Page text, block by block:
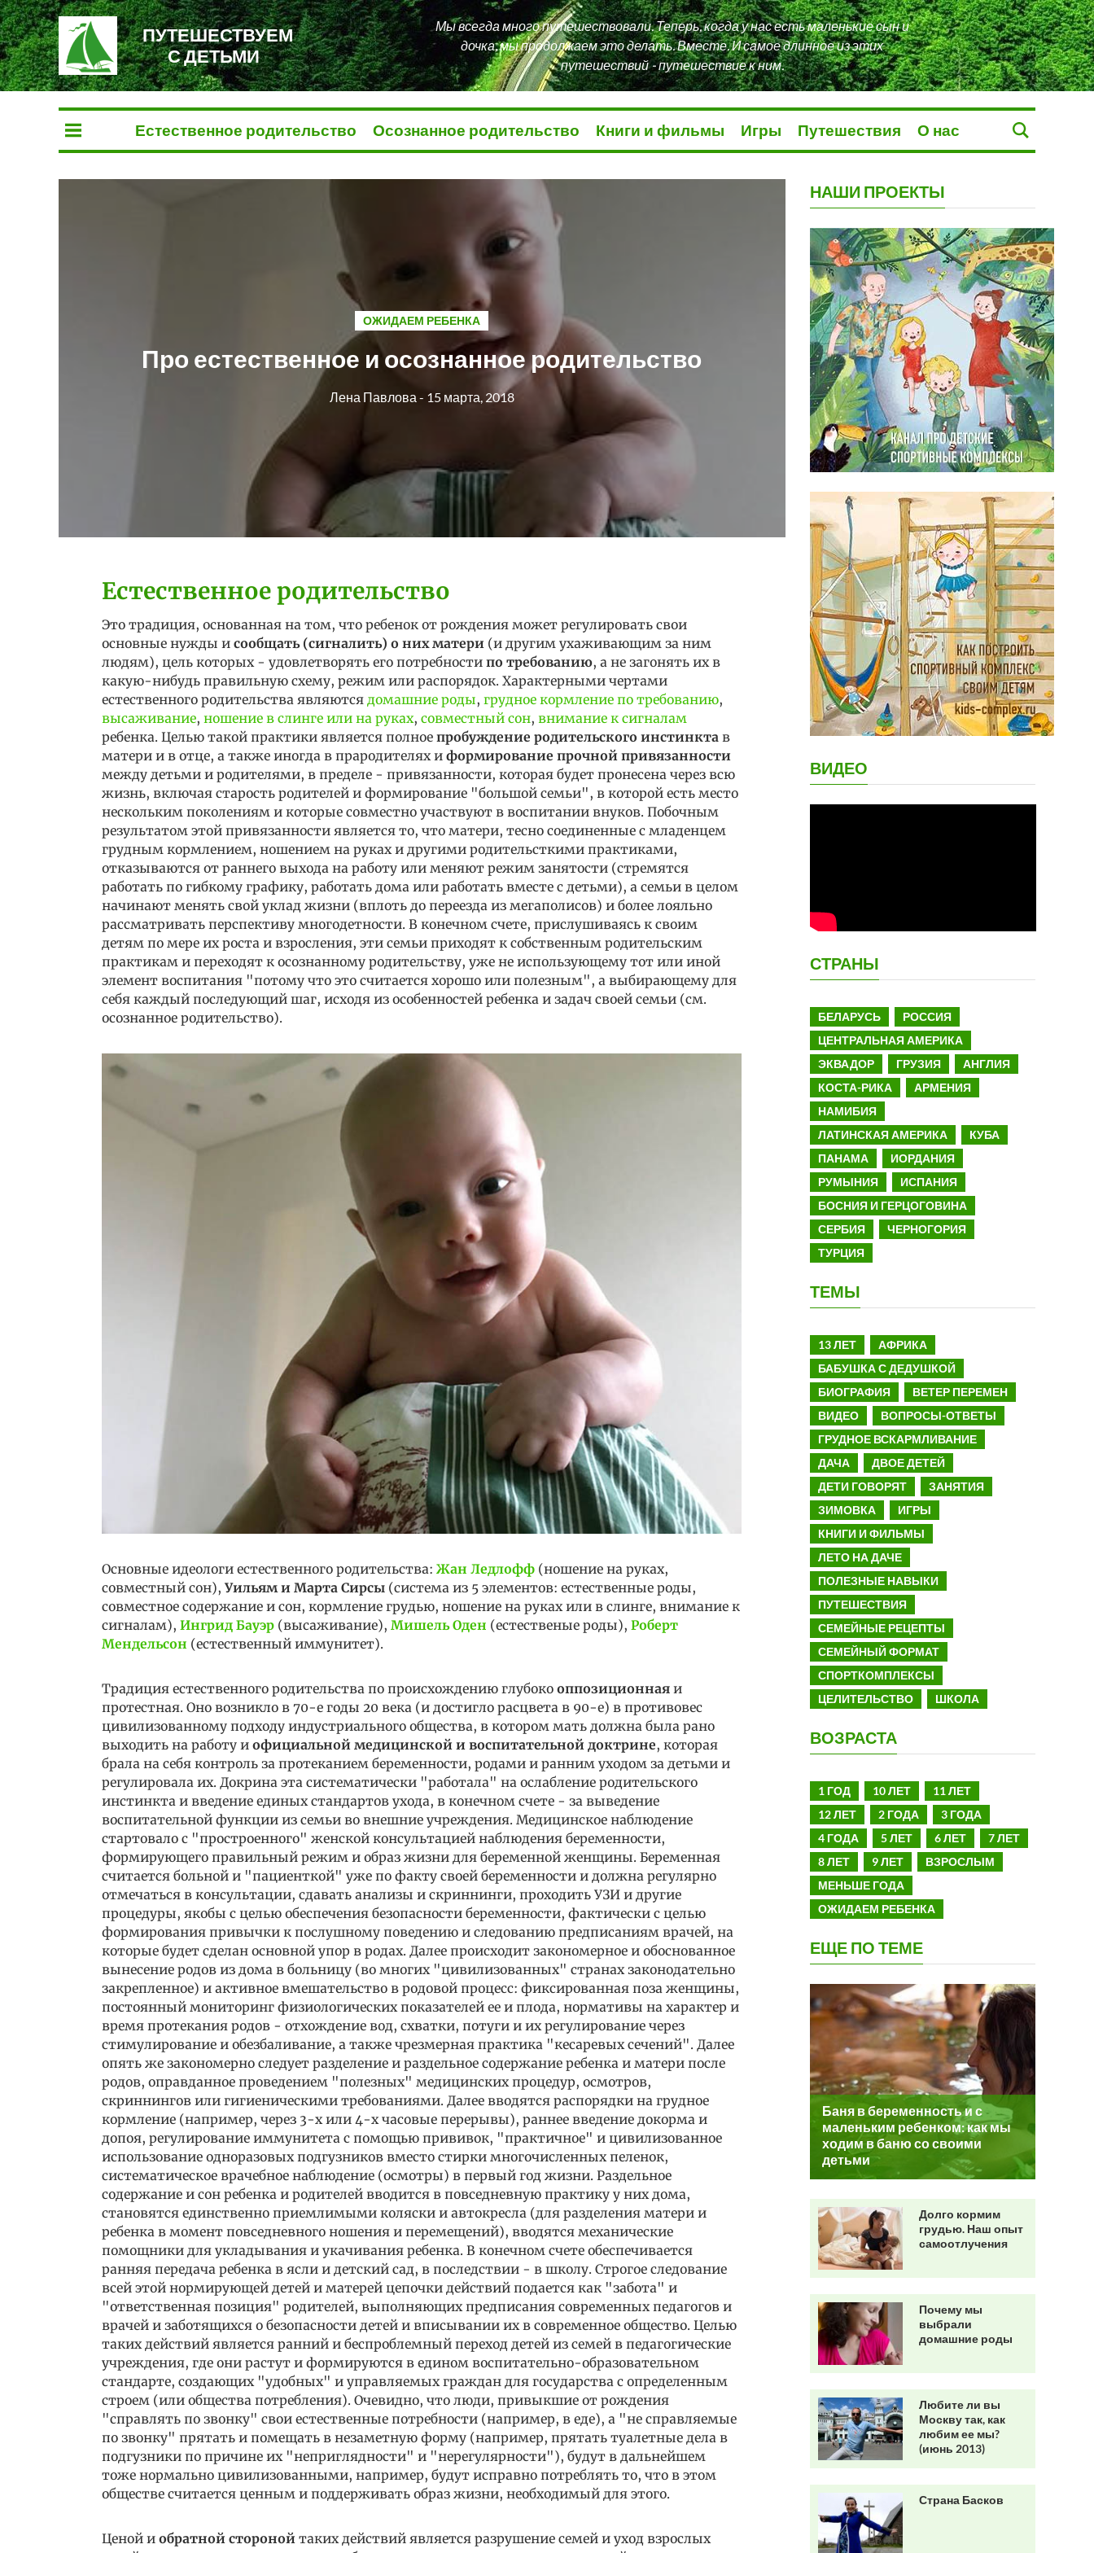
ПУТЕШЕСТВУЕМ
С ДЕТЬМИ
Мы всегда много путешествовали. Теперь, когда у нас есть маленькие сын и
дочка, мы продолжаем это делать. Вместе. И самое длинное из этих
путешествий - путешествие к ним.
Естественное родительство Осознанное родительство Книги и фильмы Игры Путешествия О нас
ОЖИДАЕМ РЕБЕНКА
Про естественное и осознанное родительство
Лена Павлова - 15 марта, 2018
Естественное родительство
Это традиция, основанная на том, что ребенок от рождения может регулировать свои
основные нужды исообщать (сигналить) о них матери (и другим ухаживающим за ним
людям), цель которых - удовлетворять его потребностипо требованию, а не загонять их в
какую-нибудь правильную схему, режим или распорядок. Характерными чертами
естественного родительства являютсядомашние роды,грудное кормление по требованию,
высаживание,ношение в слинге или на руках,совместный сон,внимание к сигналам
ребенка. Целью такой практики является полноепробуждение родительского инстинкта в
матери и в отце, а также иногда в прародителях иформирование прочной привязанности
между детьми и родителями, в пределе - привязанности, которая будет пронесена через всю
жизнь, включая старость родителей и формирование "большой семьи", в которой есть место
нескольким поколениям и которые совместно участвуют в воспитании внуков. Побочным
результатом этой привязанности является то, что матери, тесно соединенные с младенцем
грудным кормлением, ношением на руках и другими родительсткими практиками,
отказываются от раннего выхода на работу или меняют режим занятости (стремятся
работать по гибкому графику, работать дома или работать вместе с детьми), а семьи в целом
начинают менять свой уклад жизни (вплоть до переезда из мегаполисов) и более лояльно
рассматривать перспективу многодетности. В конечном счете, прислушиваясь к своим
детям по мере их роста и взросления, эти семьи приходят к собственным родительским
практикам и переходят к осознанному родительству, уже не использующему тот или иной
элемент воспитания "потому что это считается хорошо или полезным", а выбирающему для
себя каждый последующий шаг, исходя из особенностей ребенка и задач своей семьи (см.
осознанное родительство).
Основные идеологи естественного родительства:Жан Ледлофф (ношение на руках,
совместный сон),Уильям и Марта Сирсы (система из 5 элементов: естественные роды,
совместное содержание и сон, кормление грудью, ношение на руках или в слинге, внимание к
сигналам),Ингрид Бауэр (высаживание),Мишель Оден (естественые роды),Роберт
Мендельсон (естественный иммунитет).
Традиция естественного родительства по происхождению глубокооппозиционная и
протестная. Оно возникло в 70-е годы 20 века (и достигло расцвета в 90-е) в противовес
цивилизованному подходу индустриального общества, в котором мать должна была рано
выходить на работу иофициальной медицинской и воспитательной доктрине, которая
брала на себя контроль за протеканием беременности, родами и ранним уходом за детьми и
регулировала их. Докрина эта систематически "работала" на ослабление родительского
инстинкта и введение единых стандартов ухода, в конечном счете - за выведение
воспитательной функции из семьи во внешние учреждения. Медицинское наблюдение
стартовало с "простроенного" женской консультацией наблюдения беременности,
формирующего правильный режим и образ жизни для беременной женщины. Беременная
считается больной и "пациенткой" уже по факту своей беременности и должна регулярно
отмечаться в консультации, сдавать анализы и скриннинги, проходить УЗИ и другие
процедуры, якобы с целью обеспечения безопасности беременности, фактически с целью
формирования привычки к послушному поведению и следованию предписаниям врачей, на
которые будет сделан основной упор в родах. Далее происходит закономерное и обоснованное
вынесение родов из дома в больницу (во многих "цивилизованных" странах законодательно
закрепленное) и активное вмешательство в родовой процесс: фиксированная поза женщины,
постоянный мониторинг физиологических показателей ее и плода, нормативы на характер и
время протекания родов - отхождение вод, схватки, потуги и их регулирование через
стимулирование и обезбаливание, а также чрезмерная практика "кесаревых сечений". Далее
опять же закономерно следует разделение и раздельное содержание ребенка и матери после
родов, оправданное проведением "полезных" медицинских процедур, осмотров,
скриннингов или гигиеническими требованиями. Далее вводятся распорядки на грудное
кормление (например, через 3-х или 4-х часовые перерывы), раннее введение докорма и
допоя, регулирование иммунитета с помощью прививок, "практичное" и цивилизованное
использование одноразовых подгузников вместо стирки многочисленных пеленок,
систематическое врачебное наблюдение (осмотры) в первый год жизни. Раздельное
содержание и сон ребенка и родителей вводится в повседневную практику у них дома,
становятся единственно приемлимыми коляски и автокресла (для разделения матери и
ребенка в момент повседневного ношения и перемещений), вводятся механические
помощники для укладывания и укачивания ребенка. В конечном счете обеспечивается
ранняя передача ребенка в ясли и детский сад, в последствии - в школу. Строгое следование
всей этой нормирующей детей и матерей цепочки действий подается как "забота" и
"ответственная позиция" родителей, выполняющих предписания современных педагогов и
врачей и заботящихся о безопасности детей и вписывании их в современное общество. Целью
таких действий является ранний и беспроблемный переход детей из семей в педагогические
учреждения, где они растут и формируются в едином воспитательно-образовательном
стандарте, создающих "удобных" и управляемых граждан для государства с определенным
строем (или общества потребления). Очевидно, что люди, привыкшие от рождения
"справлять по звонку" свои естественные потребности (например, в еде), а "не справляемые
по звонку" прятать и помещать в незаметную форму (например, прятать туалетные дела в
подгузники по причине их "неприглядности" и "нерегулярности"), будут в дальнейшем
тоже нормально цивилизованными, например, будут исправно потреблять то, что в этом
обществе считается ценным и поддерживать образ жизни, необходимый для этого.
Ценой иобратной стороной таких действий является разрушение семей и уход взрослых
НАШИ ПРОЕКТЫ
ВИДЕО
СТРАНЫ
БЕЛАРУСЬ
РОССИЯ
ЦЕНТРАЛЬНАЯ АМЕРИКА
ЭКВАДОР
ГРУЗИЯ
АНГЛИЯ
КОСТА-РИКА
АРМЕНИЯ
НАМИБИЯ
ЛАТИНСКАЯ АМЕРИКА
КУБА
ПАНАМА
ИОРДАНИЯ
РУМЫНИЯ
ИСПАНИЯ
БОСНИЯ И ГЕРЦОГОВИНА
СЕРБИЯ
ЧЕРНОГОРИЯ
ТУРЦИЯ
ТЕМЫ
13 ЛЕТ
АФРИКА
БАБУШКА С ДЕДУШКОЙ
БИОГРАФИЯ
ВЕТЕР ПЕРЕМЕН
ВИДЕО
ВОПРОСЫ-ОТВЕТЫ
ГРУДНОЕ ВСКАРМЛИВАНИЕ
ДАЧА
ДВОЕ ДЕТЕЙ
ДЕТИ ГОВОРЯТ
ЗАНЯТИЯ
ЗИМОВКА
ИГРЫ
КНИГИ И ФИЛЬМЫ
ЛЕТО НА ДАЧЕ
ПОЛЕЗНЫЕ НАВЫКИ
ПУТЕШЕСТВИЯ
СЕМЕЙНЫЕ РЕЦЕПТЫ
СЕМЕЙНЫЙ ФОРМАТ
СПОРТКОМПЛЕКСЫ
ЦЕЛИТЕЛЬСТВО
ШКОЛА
ВОЗРАСТА
1 ГОД 10 ЛЕТ
11 ЛЕТ
12 ЛЕТ
2 ГОДА
3 ГОДА
4 ГОДА
5 ЛЕТ 6 ЛЕТ
7 ЛЕТ
8 ЛЕТ
9 ЛЕТ
ВЗРОСЛЫМ
МЕНЬШЕ ГОДА
ОЖИДАЕМ РЕБЕНКА
ЕЩЕ ПО ТЕМЕ
Баня в беременность и с
маленьким ребенком: как мы
ходим в баню со своими
детьми
Долго кормим
грудью. Наш опыт
самоотлучения
Почему мы
выбрали
домашние роды
Любите ли вы
Москву так, как
любим ее мы?
(июнь 2013)
Страна Басков